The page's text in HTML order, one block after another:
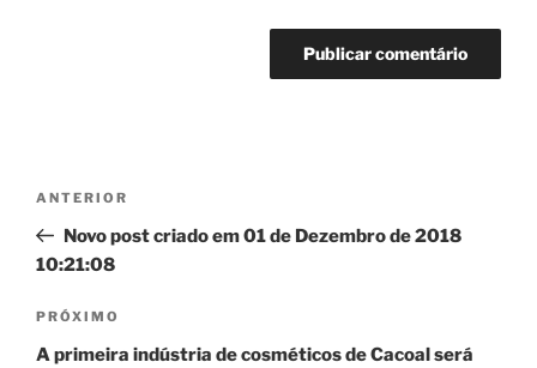
Post
Post
anterior
ANTERIOR
Novo post criado em 01 de Dezembro de 2018
10:21:08
Próximo
post
PRÓXIMO
A primeira indústria de cosméticos de Cacoal será